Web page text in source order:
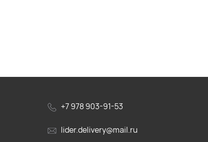
+7 978 903-91-53
lider.delivery@mail.ru